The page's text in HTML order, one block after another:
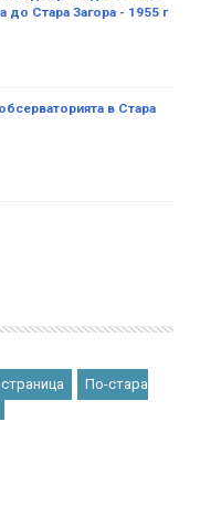
до Стара Загора - 1955 г
в Стара
По-стара